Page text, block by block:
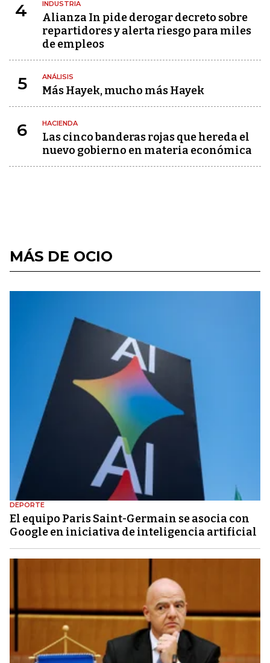
4 INDUSTRIA
Alianza In pide derogar decreto sobre
repartidores y alerta riesgo para miles
de empleos
5 ANÁLISIS
Más Hayek, mucho más Hayek
6 HACIENDA
Las cinco banderas rojas que hereda el
nuevo gobierno en materia económica
MÁS DE OCIO
DEPORTE
El equipo Paris Saint-Germain se asocia con
Google en iniciativa de inteligencia artificial